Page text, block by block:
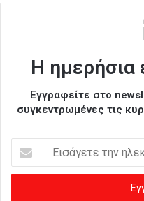
Η
Εγγραφείτε στο
συγκεντρωμένες τις
σ